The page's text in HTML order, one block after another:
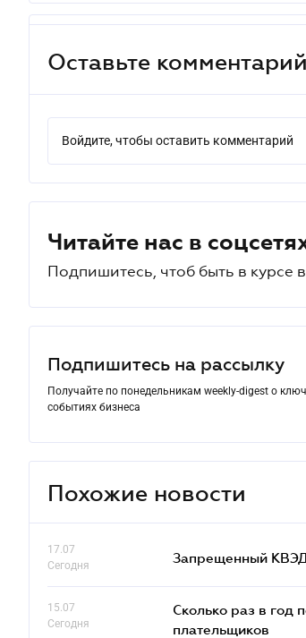
Оставьте комментарий
Войдите, чтобы оставить комментарий
Читайте нас в
Подпишитесь, чтоб быть в курсе
Подпишитесь на рассылку
Получайте по понедельникам weekly-digest о
событиях бизнеса
Похожие новости
17.07
Сегодня
Запрещенный КВЭД
15.07
Сегодня
Сколько раз в год
плательщиков